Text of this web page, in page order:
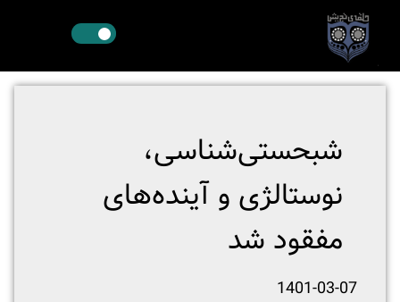
شبحستی‌شناسی،
نوستالژی و آینده‌های
مفقود شد
1401-03-07